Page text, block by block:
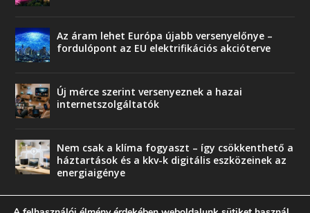
Az áram lehet Európa újabb versenyelőnye –
fordulópont az EU elektrifikációs akcióterve
Új mérce szerint versenyeznek a hazai
internetszolgáltatók
Nem csak a klíma fogyaszt – így csökkenthető a
háztartások és a kkv-k digitális eszközeinek az
energiaigénye